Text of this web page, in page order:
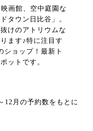
画館、空中庭園な
タウン日比谷」。
けのアトリウムな
ます♪特に注目す
ショップ！最新ト
ットです。
12月の予約数をもとに